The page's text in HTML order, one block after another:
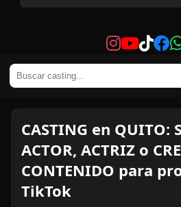
CASTING en QUITO:
ACTOR, ACTRIZ o
CONTENIDO para
TikTok